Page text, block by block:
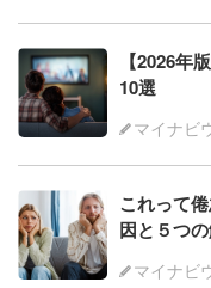
【2026年
10選
マイナビ
これって
因と５つ
マイナビ